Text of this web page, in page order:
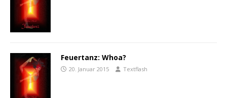
Feuertanz: Whoa?
20. Januar 2015 Textflash